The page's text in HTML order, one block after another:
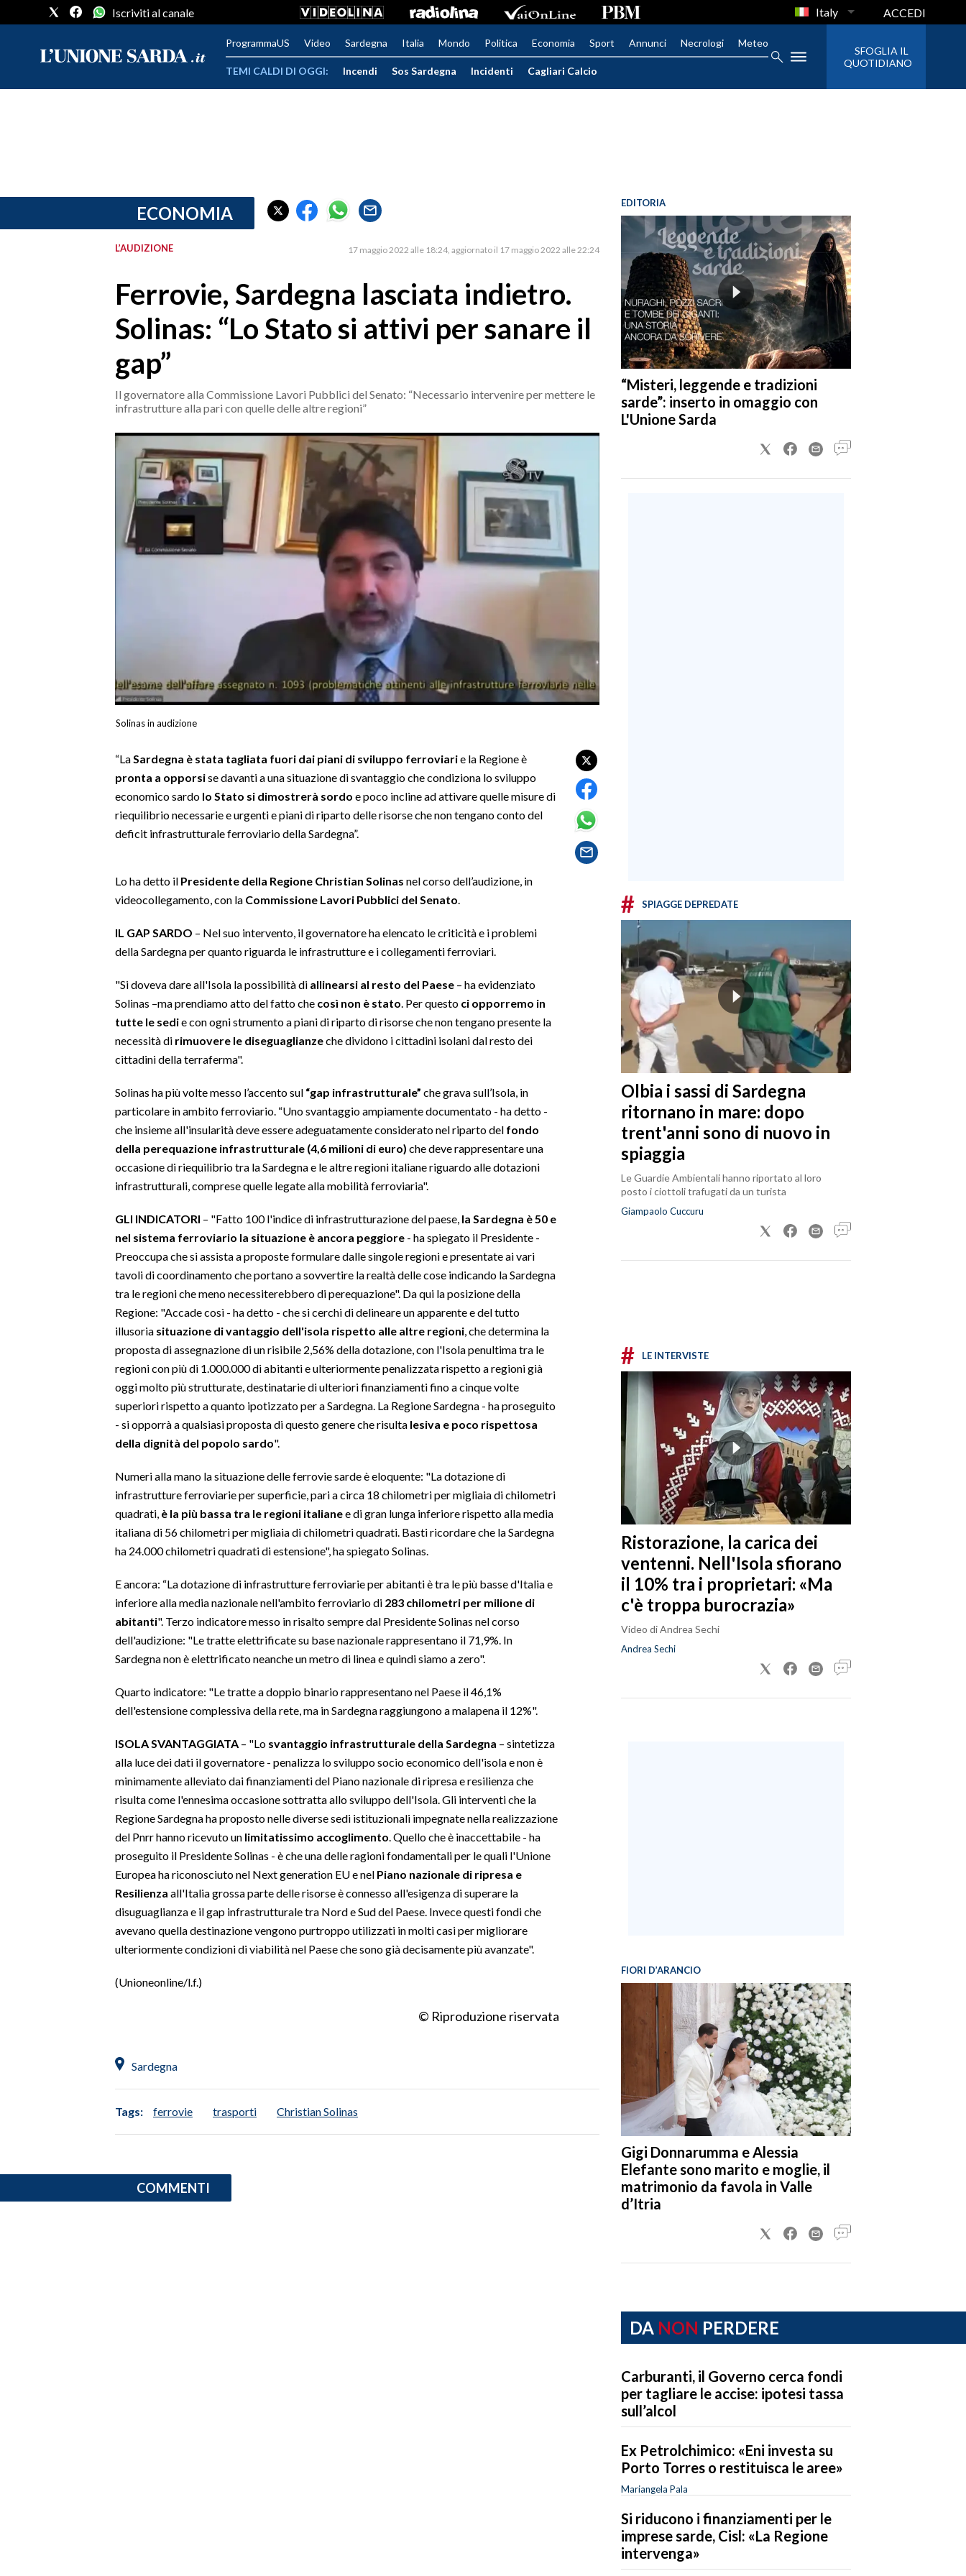
PROVINCIA DI CAGLIARI
RISULTATI E CLASSIFICHE
Iscriviti al canale Italy ACCEDI
ProgrammaUS Video Sardegna Italia Mondo Politica Economia Sport Annunci Necrologi Meteo
TEMI CALDI DI OGGI: Incendi Sos Sardegna Incidenti Cagliari Calcio
SFOGLIA IL
QUOTIDIANO
ECONOMIA
L’AUDIZIONE 17 maggio 2022 alle 18:24 aggiornato il 17 maggio 2022 alle 22:24
Ferrovie, Sardegna lasciata indietro.
Solinas: “Lo Stato si attivi per sanare il
gap”
Il governatore alla Commissione Lavori Pubblici del Senato: “Necessario intervenire per mettere le
infrastrutture alla pari con quelle delle altre regioni”
Solinas in audizione
“LaSardegna è stata tagliata fuori dai piani di sviluppo ferroviarie la Regione è
pronta a opporsise davanti a una situazione di svantaggio che condiziona lo sviluppo
economico sardo lo Stato si dimostrerà sordo e poco incline ad attivare quelle misure di
riequilibrio necessarie e urgenti e piani di riparto delle risorse che non tengano conto del
deficit infrastrutturale ferroviario della Sardegna”.
Lo ha detto il Presidente della Regione Christian Solinas nel corso dell’audizione, in
videocollegamento, con la Commissione Lavori Pubblici del Senato.
IL GAP SARDO – Nel suo intervento, il governatore ha elencato le criticità e i problemi
della Sardegna per quanto riguarda le infrastrutture e i collegamenti ferroviari.
"Si doveva dare all'Isola la possibilità di allinearsi al resto del Paese – ha evidenziato
Solinas –ma prendiamo atto del fatto che così non è stato. Per questo ci opporremo in
tutte le sedie con ogni strumento a piani di riparto di risorse che non tengano presente la
necessità di rimuovere le diseguaglianzeche dividono i cittadini isolani dal resto dei
cittadini della terraferma".
Solinas ha più volte messo l’accento sul “gap infrastrutturale” che grava sull’Isola, in
particolare in ambito ferroviario. “Uno svantaggio ampiamente documentato - ha detto -
che insieme all'insularità deve essere adeguatamente considerato nel riparto del fondo
della perequazione infrastrutturale (4,6 milioni di euro) che deve rappresentare una
occasione di riequilibrio tra la Sardegna e le altre regioni italiane riguardo alle dotazioni
infrastrutturali, comprese quelle legate alla mobilità ferroviaria".
GLI INDICATORI – "Fatto 100 l'indice di infrastrutturazione del paese, la Sardegna è 50 e
nel sistema ferroviario la situazione è ancora peggiore - ha spiegato il Presidente -
Preoccupa che si assista a proposte formulare dalle singole regioni e presentate ai vari
tavoli di coordinamento che portano a sovvertire la realtà delle cose indicando la Sardegna
tra le regioni che meno necessiterebbero di perequazione". Da qui la posizione della
Regione: "Accade così - ha detto - che si cerchi di delineare un apparente e del tutto
illusoria situazione di vantaggio dell'isola rispetto alle altre regioni, che determina la
proposta di assegnazione di un risibile 2,56% della dotazione, con l'Isola penultima tra le
regioni con più di 1.000.000 di abitanti e ulteriormente penalizzata rispetto a regioni già
oggi molto più strutturate, destinatarie di ulteriori finanziamenti fino a cinque volte
superiori rispetto a quanto ipotizzato per a Sardegna. La Regione Sardegna - ha proseguito
- si opporrà a qualsiasi proposta di questo genere che risulta lesiva e poco rispettosa
della dignità del popolo sardo".
Numeri alla mano la situazione delle ferrovie sarde è eloquente: "La dotazione di
infrastrutture ferroviarie per superficie, pari a circa 18 chilometri per migliaia di chilometri
quadrati, è la più bassa tra le regioni italianee di gran lunga inferiore rispetto alla media
italiana di 56 chilometri per migliaia di chilometri quadrati. Basti ricordare che la Sardegna
ha 24.000 chilometri quadrati di estensione", ha spiegato Solinas.
E ancora: “La dotazione di infrastrutture ferroviarie per abitanti è tra le più basse d'Italia e
inferiore alla media nazionale nell'ambito ferroviario di 283 chilometri per milione di
abitanti". Terzo indicatore messo in risalto sempre dal Presidente Solinas nel corso
dell'audizione: "Le tratte elettrificate su base nazionale rappresentano il 71,9%. In
Sardegna non è elettrificato neanche un metro di linea e quindi siamo a zero".
Quarto indicatore: "Le tratte a doppio binario rappresentano nel Paese il 46,1%
dell'estensione complessiva della rete, ma in Sardegna raggiungono a malapena il 12%".
ISOLA SVANTAGGIATA – "Lo svantaggio infrastrutturale della Sardegna – sintetizza
alla luce dei dati il governatore - penalizza lo sviluppo socio economico dell'isola e non è
minimamente alleviato dai finanziamenti del Piano nazionale di ripresa e resilienza che
risulta come l'ennesima occasione sottratta allo sviluppo dell'Isola. Gli interventi che la
Regione Sardegna ha proposto nelle diverse sedi istituzionali impegnate nella realizzazione
del Pnrr hanno ricevuto un limitatissimo accoglimento. Quello che è inaccettabile - ha
proseguito il Presidente Solinas - è che una delle ragioni fondamentali per le quali l'Unione
Europea ha riconosciuto nel Next generation EU e nel Piano nazionale di ripresa e
Resilienza all'Italia grossa parte delle risorse è connesso all'esigenza di superare la
disuguaglianza e il gap infrastrutturale tra Nord e Sud del Paese. Invece questi fondi che
avevano quella destinazione vengono purtroppo utilizzati in molti casi per migliorare
ulteriormente condizioni di viabilità nel Paese che sono già decisamente più avanzate".
(Unioneonline/l.f.)
© Riproduzione riservata
Sardegna
Tags: ferrovie trasporti Christian Solinas
COMMENTI
EDITORIA
“Misteri, leggende e tradizioni
sarde”: inserto in omaggio con
L'Unione Sarda
# SPIAGGE DEPREDATE
Olbia i sassi di Sardegna
ritornano in mare: dopo
trent'anni sono di nuovo in
spiaggia
Le Guardie Ambientali hanno riportato al loro
posto i ciottoli trafugati da un turista
Giampaolo Cuccuru
# LE INTERVISTE
Ristorazione, la carica dei
ventenni. Nell'Isola sfiorano
il 10% tra i proprietari: «Ma
c'è troppa burocrazia»
Video di Andrea Sechi
Andrea Sechi
FIORI D’ARANCIO
Gigi Donnarumma e Alessia
Elefante sono marito e moglie, il
matrimonio da favola in Valle
d’Itria
DA NON PERDERE
Carburanti, il Governo cerca fondi
per tagliare le accise: ipotesi tassa
sull’alcol
Ex Petrolchimico: «Eni investa su
Porto Torres o restituisca le aree»
Mariangela Pala
Si riducono i finanziamenti per le
imprese sarde, Cisl: «La Regione
intervenga»